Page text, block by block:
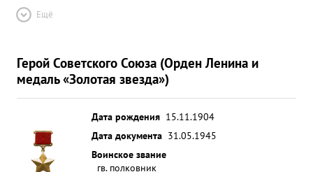
Ещё
Герой Советского Союза (Орден Ленина и
медаль «Золотая звезда»)
Дата рождения 15.11.1904
Дата документа 31.05.1945
Воинское звание
гв. полковник